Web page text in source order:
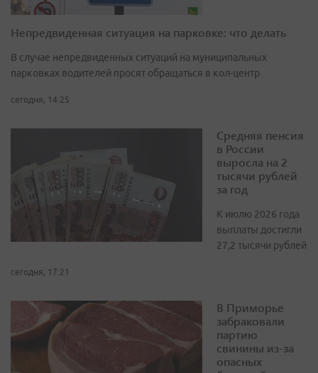
Непредвиденная ситуация на парковке: что делать
В случае непредвиденных ситуаций на муниципальных
парковках водителей просят обращаться в кол-центр
сегодня, 14:25
Средняя пенсия
в России
выросла на 2
тысячи рублей
за год
К июлю 2026 года
выплаты достигли
27,2 тысячи рублей
сегодня, 17:21
В Приморье
забраковали
партию
свинины из-за
опасных